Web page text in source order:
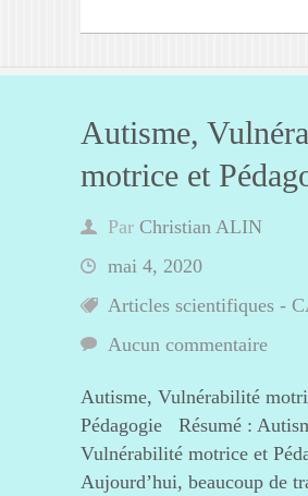
Autisme,
motrice et
Par Christian ALIN
mai 4, 2020
Articles scientifiques -
Aucun commentaire
Autisme, Vulnérabilité
Pédagogie Résumé :
Vulnérabilité motrice et
Aujourd’hui, beaucoup de